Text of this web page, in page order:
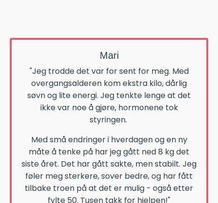
Mari
"Jeg trodde det var for sent for meg. Med
overgangsalderen kom ekstra kilo, dårlig
søvn og lite energi. Jeg tenkte lenge at det
ikke var noe å gjøre, hormonene tok
styringen.
Med små endringer i hverdagen og en ny
måte å tenke på har jeg gått ned 8 kg det
siste året. Det har gått sakte, men stabilt. Jeg
føler meg sterkere, sover bedre, og har fått
tilbake troen på at det er mulig - også etter
fylte 50. Tusen takk for hjelpen!"